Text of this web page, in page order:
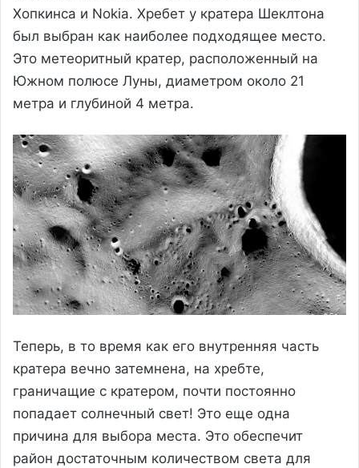
Хопкинса и Nokia. Хребет у кратера Шеклтона
был выбран как наиболее подходящее место.
Это метеоритный кратер, расположенный на
Южном полюсе Луны, диаметром около 21
метра и глубиной 4 метра.
Теперь, в то время как его внутренняя часть
кратера вечно затемнена, на хребте,
граничащие с кратером, почти постоянно
попадает солнечный свет! Это еще одна
причина для выбора места. Это обеспечит
район достаточным количеством света для